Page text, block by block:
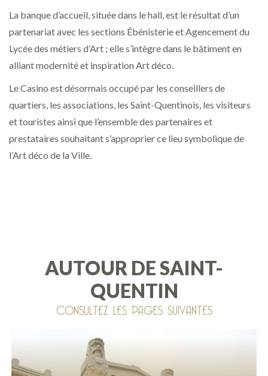
La banque d’accueil, située dans le hall, est le résultat d’un
partenariat avec les sections Ébénisterie et Agencement du
Lycée des métiers d’Art ; elle s’intègre dans le bâtiment en
alliant modernité et inspiration Art déco.
Le Casino est désormais occupé par les conseillers de
quartiers, les associations, les Saint-Quentinois, les visiteurs
et touristes ainsi que l’ensemble des partenaires et
prestataires souhaitant s’approprier ce lieu symbolique de
l’Art déco de la Ville.
AUTOUR DE SAINT-
QUENTIN
CONSULTEZ LES PAGES SUIVANTES